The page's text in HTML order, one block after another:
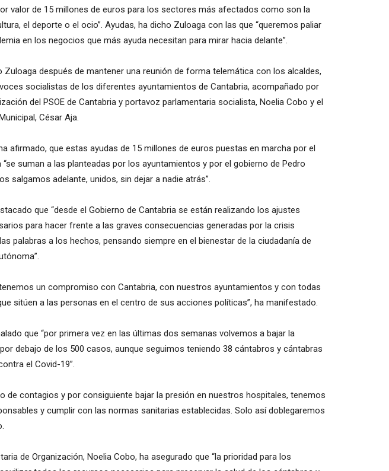
valor de 15 millones de euros para los sectores más afectados como son la
el deporte o el ocio”. Ayudas, ha dicho Zuloaga con las que “queremos paliar
en los negocios que más ayuda necesitan para mirar hacia delante”.
después de mantener una reunión de forma telemática con los alcaldes,
socialistas de los diferentes ayuntamientos de Cantabria, acompañado por
del PSOE de Cantabria y portavoz parlamentaria socialista, Noelia Cobo y el
César Aja.
afirmado, que estas ayudas de 15 millones de euros puestas en marcha por el
“se suman a las planteadas por los ayuntamientos y por el gobierno de Pedro
salgamos adelante, unidos, sin dejar a nadie atrás”.
que “desde el Gobierno de Cantabria se están realizando los ajustes
para hacer frente a las graves consecuencias generadas por la crisis
palabras a los hechos, pensando siempre en el bienestar de la ciudadanía de
un compromiso con Cantabria, con nuestros ayuntamientos y con todas
sitúen a las personas en el centro de sus acciones políticas”, ha manifestado.
que “por primera vez en las últimas dos semanas volvemos a bajar la
debajo de los 500 casos, aunque seguimos teniendo 38 cántabros y cántabras
el Covid-19”.
de contagios y por consiguiente bajar la presión en nuestros hospitales, tenemos
y cumplir con las normas sanitarias establecidas. Solo así doblegaremos
de Organización, Noelia Cobo, ha asegurado que “la prioridad para los